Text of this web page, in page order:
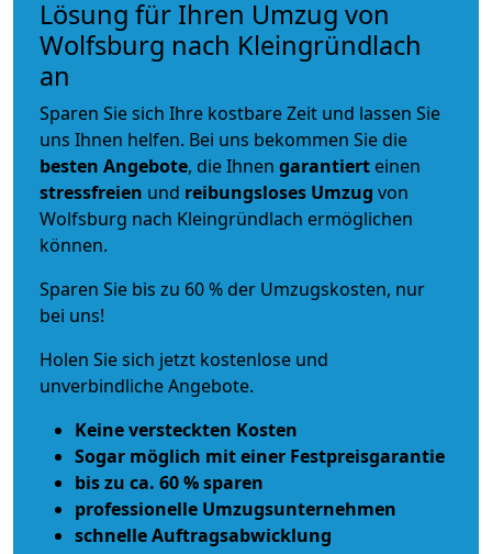
Lösung für Ihren Umzug von
Wolfsburg nach Kleingründlach
an
Sparen Sie sich Ihre kostbare Zeit und lassen Sie
uns Ihnen helfen. Bei uns bekommen Sie die
besten Angebote, die Ihnen garantiert einen
stressfreien und reibungsloses Umzug von
Wolfsburg nach Kleingründlach ermöglichen
können.
Sparen Sie bis zu 60 % der Umzugskosten, nur
bei uns!
Holen Sie sich jetzt kostenlose und
unverbindliche Angebote.
Keine versteckten Kosten
Sogar möglich mit einer Festpreisgarantie
bis zu ca. 60 % sparen
professionelle Umzugsunternehmen
schnelle Auftragsabwicklung